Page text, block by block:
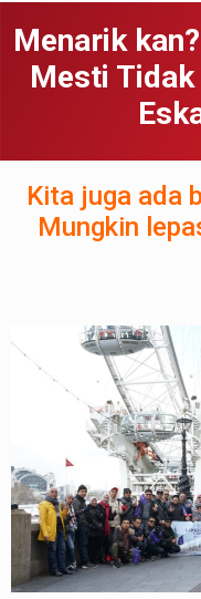
Menarik
Mesti
Kita juga ada
Mungkin